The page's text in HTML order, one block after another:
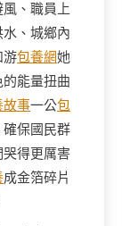
風、職員上
、城鄉內
游包養網她
能量扭曲
故事一公包
保國民群
得更厲害
成金箔碎片